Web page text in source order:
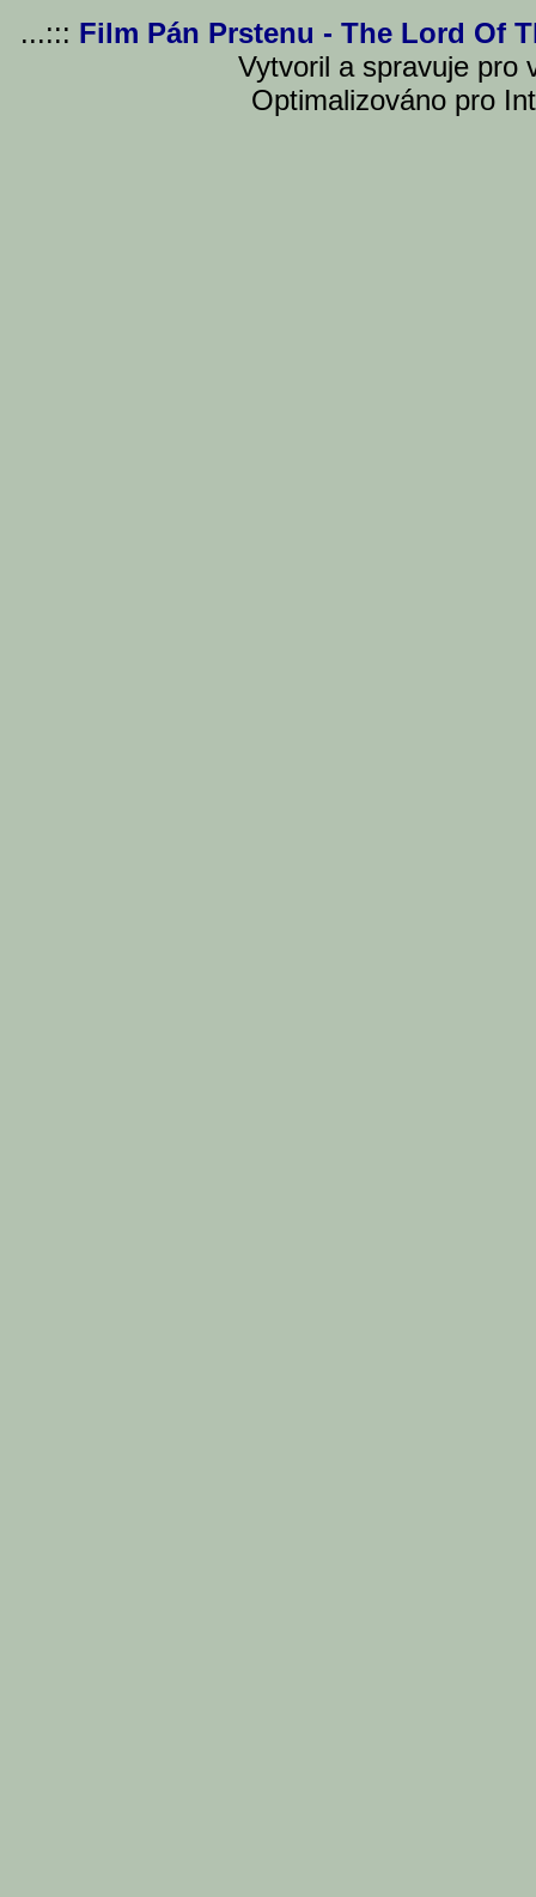
...::: Film Pán Prstenu - The Lord Of
Vytvoril a spravuje pro
Optimalizováno pro